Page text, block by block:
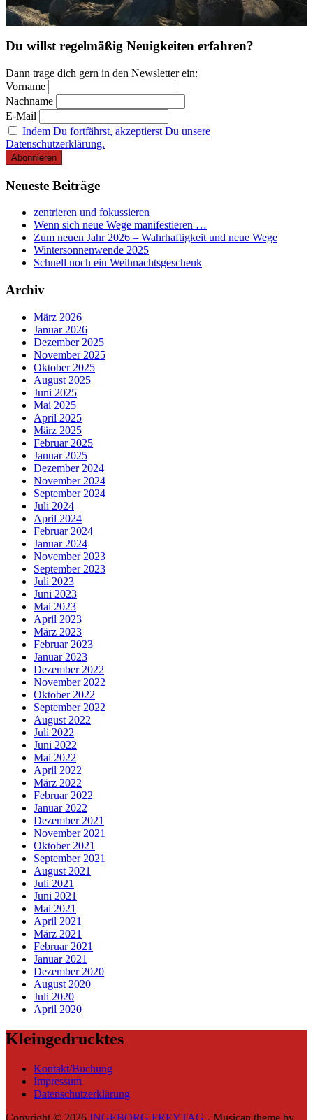
Du willst regelmäßig Neuigkeiten erfahren?
Dann trage dich gern in den Newsletter ein:
Vorname
Nachname
E-Mail
Indem Du fortfährst, akzeptierst Du unsere
Datenschutzerklärung.
Neueste Beiträge
zentrieren und fokussieren
Wenn sich neue Wege manifestieren …
Zum neuen Jahr 2026 – Wahrhaftigkeit und neue Wege
Wintersonnenwende 2025
Schnell noch ein Weihnachtsgeschenk
Archiv
März 2026
Januar 2026
Dezember 2025
November 2025
Oktober 2025
August 2025
Juni 2025
Mai 2025
April 2025
März 2025
Februar 2025
Januar 2025
Dezember 2024
November 2024
September 2024
Juli 2024
April 2024
Februar 2024
Januar 2024
November 2023
September 2023
Juli 2023
Juni 2023
Mai 2023
April 2023
März 2023
Februar 2023
Januar 2023
Dezember 2022
November 2022
Oktober 2022
September 2022
August 2022
Juli 2022
Juni 2022
Mai 2022
April 2022
März 2022
Februar 2022
Januar 2022
Dezember 2021
November 2021
Oktober 2021
September 2021
August 2021
Juli 2021
Juni 2021
Mai 2021
April 2021
März 2021
Februar 2021
Januar 2021
Dezember 2020
August 2020
Juli 2020
April 2020
Kleingedrucktes
Kontakt/Buchung
Impressum
Datenschutzerklärung
Copyright © 2026 INGEBORG FREYTAG - Musican theme by